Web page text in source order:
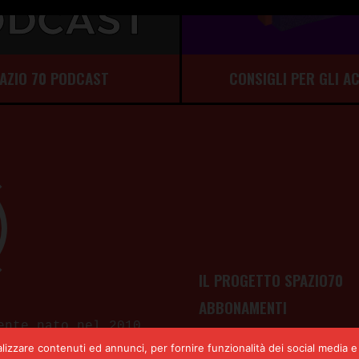
70 PODCAST CONSIGLI PER GLI
nato nel 2010,
fonti e
IL PROGETTO SPAZIO70
ABBONAMENTI
LE NOSTRE CATEGORIE
contenuti ed annunci, per fornire funzionalità dei social media